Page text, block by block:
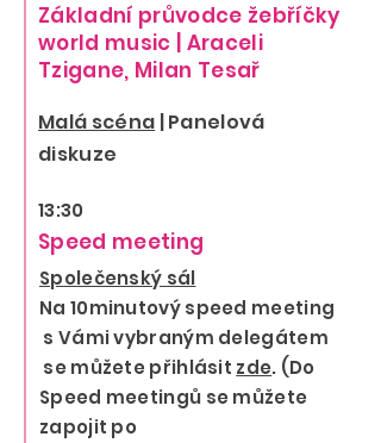
Základní průvodce žebříčky
world music | Araceli
Tzigane, Milan Tesař
Malá scéna | Panelová
diskuze
13:30
Speed meeting
Společenský sál
Na 10minutový speed meeting
s Vámi vybraným delegátem
se můžete přihlásit zde. (Do
Speed meetingů se můžete
zapojit po